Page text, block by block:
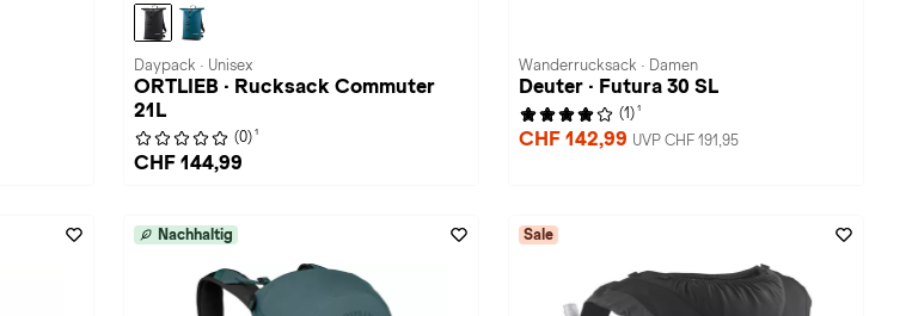
Daypack · Unisex
ORTLIEB · Rucksack Commuter
21L
(0) 1
CHF 144,99
Wanderrucksack · Damen
Deuter · Futura 30 SL
(1) 1
CHF 142,99 UVP CHF 191,95
Nachhaltig Sale